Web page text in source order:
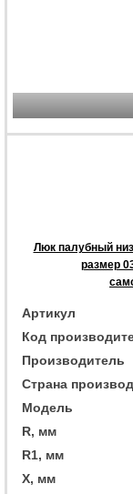
Люк палубный
размер
Артикул
Код
Производитель
Страна
Модель
R, мм
R1, мм
X, мм